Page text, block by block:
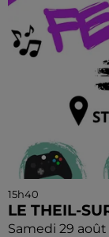
15h40
LE THEIL-
Samedi 29